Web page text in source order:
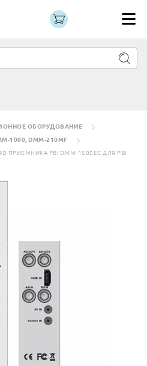
ОБОРУДОВАНИЕ
1000, DMM-210MF
PBI DMM-1500EC ДЛЯ PBI